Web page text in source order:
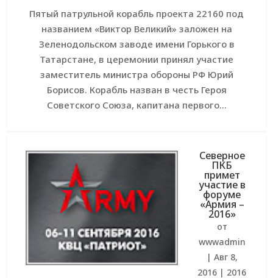
Пятый патрульной корабль проекта 22160 под
названием «Виктор Великий» заложен на
Зеленодольском заводе имени Горького в
Татарстане, в церемонии принял участие
заместитель министра обороны РФ Юрий
Борисов. Корабль назван в честь Героя
Советского Союза, капитана первого...
Северное
ПКБ
примет
участие в
форуме
«Армия –
2016»
от
wwwadmin
| Авг 8,
2016 | 2016